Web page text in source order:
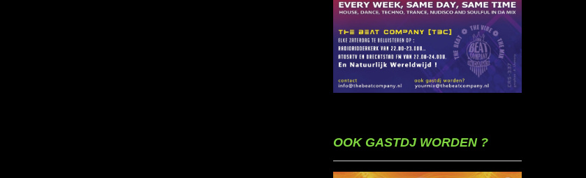
OOK GASTDJ WORDEN ?